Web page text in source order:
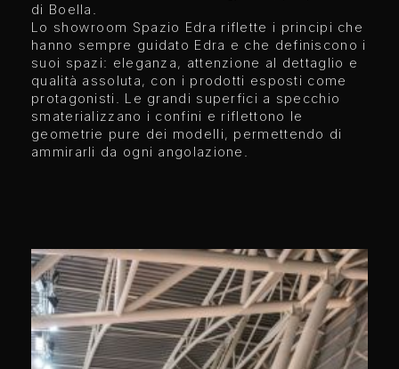
di Boella.
Lo showroom Spazio Edra riflette i principi che
hanno sempre guidato Edra e che definiscono i
suoi spazi: eleganza, attenzione al dettaglio e
qualità assoluta, con i prodotti esposti come
protagonisti. Le grandi superfici a specchio
smaterializzano i confini e riflettono le
geometrie pure dei modelli, permettendo di
ammirarli da ogni angolazione.